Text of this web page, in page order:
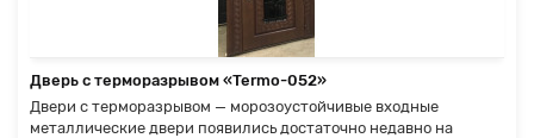
Дверь с терморазрывом «Termo-052»
Двери с терморазрывом — морозоустойчивые входные
металлические двери появились достаточно недавно на